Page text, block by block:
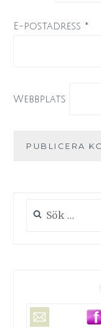
E-postadress *
Webbplats
efter: